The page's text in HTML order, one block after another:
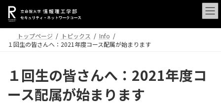
トップページ トピックス
Info
１回生の皆さんへ：2021年度コース配属が始まります
１回生の皆さんへ：2021年度コ
ース配属が始まります